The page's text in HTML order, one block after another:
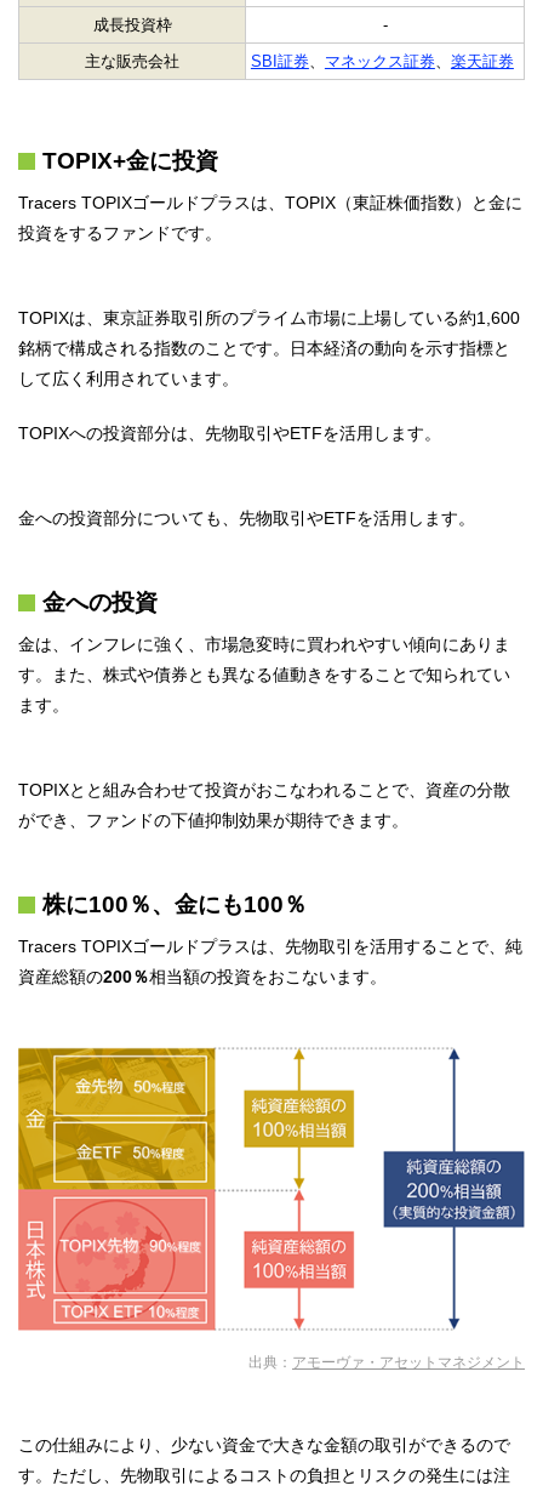
成長投資枠
-
主な販売会社
SBI証券、 マネックス証券、 楽天証券
TOPIX+金に投資
Tracers TOPIXゴールドプラスは、TOPIX（東証株価指数）と金に
投資をするファンドです。
TOPIXは、東京証券取引所のプライム市場に上場している約1,600
銘柄で構成される指数のことです。日本経済の動向を示す指標と
して広く利用されています。
TOPIXへの投資部分は、先物取引やETFを活用します。
金への投資部分についても、先物取引やETFを活用します。
金への投資
金は、インフレに強く、市場急変時に買われやすい傾向にありま
す。また、株式や債券とも異なる値動きをすることで知られてい
ます。
TOPIXとと組み合わせて投資がおこなわれることで、資産の分散
ができ、ファンドの下値抑制効果が期待できます。
株に100％、金にも100％
Tracers TOPIXゴールドプラスは、先物取引を活用することで、純
資産総額の200％相当額の投資をおこないます。
出典： アモーヴァ・アセットマネジメント
この仕組みにより、少ない資金で大きな金額の取引ができるので
す。ただし、先物取引によるコストの負担とリスクの発生には注